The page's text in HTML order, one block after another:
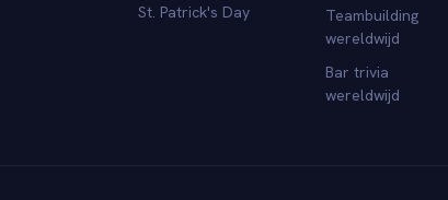
St. Patrick's Day
Teambuilding
wereldwijd
Bar trivia
wereldwijd